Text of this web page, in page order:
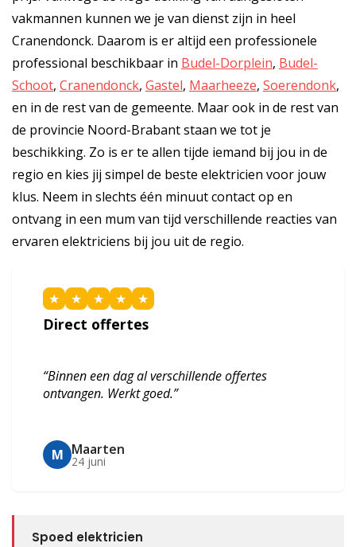
vakmannen kunnen we je van dienst zijn in heel
Cranendonck. Daarom is er altijd een professionele
professional beschikbaar in Budel-Dorplein, Budel-
Schoot, Cranendonck, Gastel, Maarheeze, Soerendonk,
en in de rest van de gemeente. Maar ook in de rest van
de provincie Noord-Brabant staan we tot je
beschikking. Zo is er te allen tijde iemand bij jou in de
regio en kies jij simpel de beste elektricien voor jouw
klus. Neem in slechts één minuut contact op en
ontvang in een mum van tijd verschillende reacties van
ervaren elektriciens bij jou uit de regio.
★ ★ ★ ★ ★
Direct offertes
“Binnen een dag al verschillende offertes
ontvangen. Werkt goed.”
M Maarten
24 juni
Spoed elektricien